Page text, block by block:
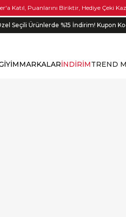
Katıl, Puanlarını Biriktir, Hediye Çeki
Seçili Ürünlerde %15 İndirim! Kupon
MARKALARİNDİRİMTREND